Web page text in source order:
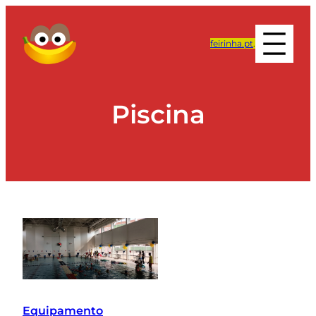
feirinha.pt.
Piscina
Equipamento